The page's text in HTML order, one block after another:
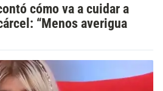
cómo va a cuidar a
“Menos averigua